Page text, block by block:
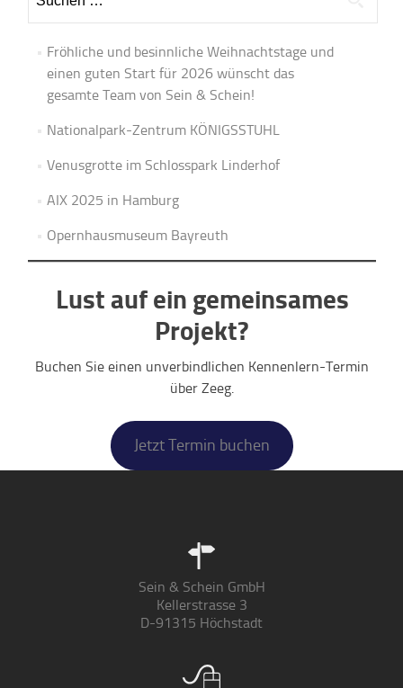
nach:
Fröhliche und besinnliche Weihnachtstage und
einen guten Start für 2026 wünscht das
gesamte Team von Sein & Schein!
Nationalpark-Zentrum KÖNIGSSTUHL
Venusgrotte im Schlosspark Linderhof
AIX 2025 in Hamburg
Opernhausmuseum Bayreuth
Lust auf ein gemeinsames
Projekt?
Buchen Sie einen unverbindlichen Kennenlern-Termin
über Zeeg.
Jetzt Termin buchen
Sein & Schein GmbH
Kellerstrasse 3
D-91315 Höchstadt